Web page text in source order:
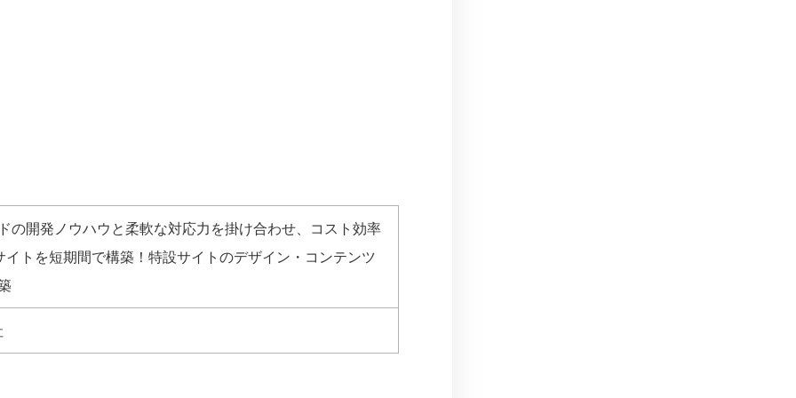
の開発ノウハウと柔軟な対応力を掛け合わせ、コスト効率
イトを短期間で構築！特設サイトのデザイン・コンテンツ